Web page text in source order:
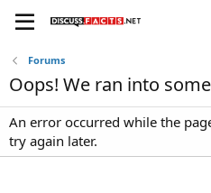
Forums
Oops! We ran into
An error occurred while the
try again later.